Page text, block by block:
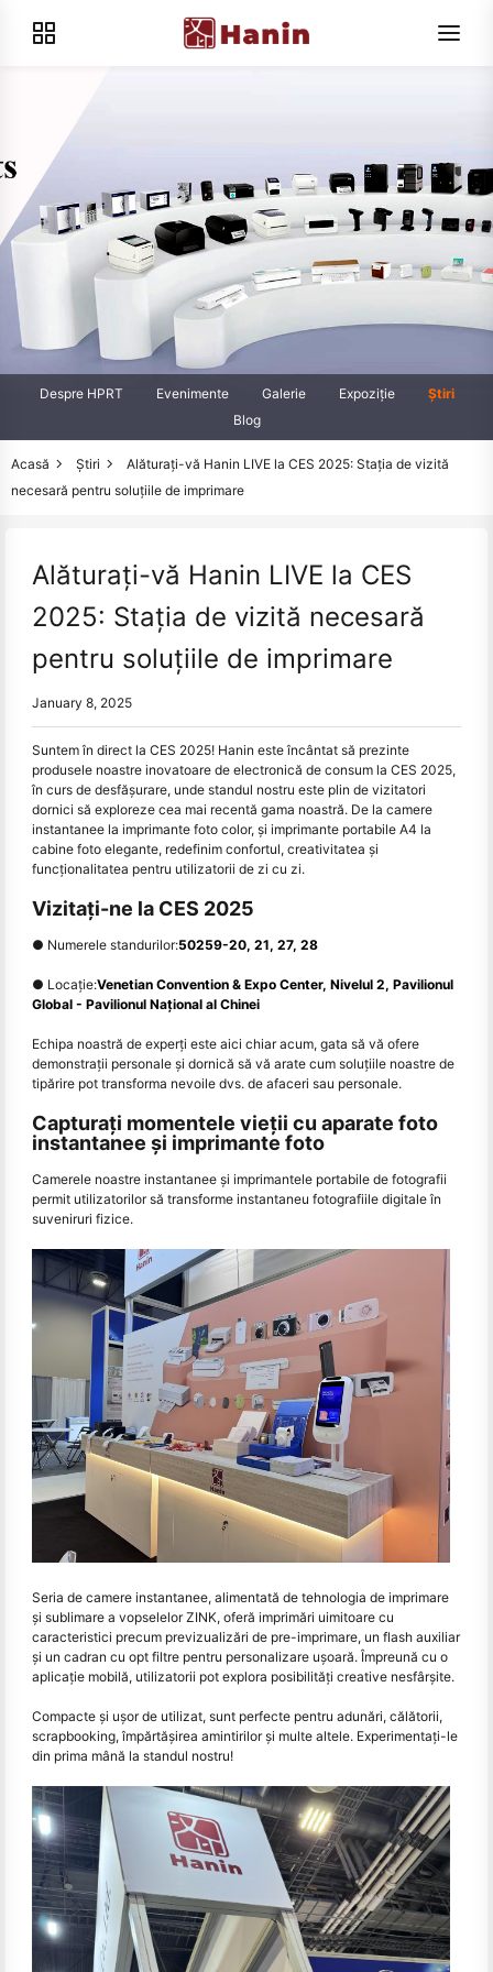
Despre HPRT Evenimente Galerie Expoziţie
Știri
Blog
Acasă Știri
Alăturați-vă Hanin LIVE la CES 2025: Stația de vizită
necesară pentru soluțiile de imprimare
Alăturați-vă Hanin LIVE la CES
2025: Stația de vizită necesară
pentru soluțiile de imprimare
January 8, 2025
Suntem în direct la CES 2025! Hanin este încântat să prezinte
produsele noastre inovatoare de electronică de consum la CES 2025,
în curs de desfășurare, unde standul nostru este plin de vizitatori
dornici să exploreze cea mai recentă gama noastră. De la camere
instantanee la imprimante foto color, și imprimante portabile A4 la
cabine foto elegante, redefinim confortul, creativitatea și
funcționalitatea pentru utilizatorii de zi cu zi.
Vizitaţi-ne la CES 2025
● Numerele standurilor:50259-20, 21, 27, 28
● Locație:Venetian Convention & Expo Center, Nivelul 2, Pavilionul
Global - Pavilionul Național al Chinei
Echipa noastră de experți este aici chiar acum, gata să vă ofere
demonstrații personale și dornică să vă arate cum soluțiile noastre de
tipărire pot transforma nevoile dvs. de afaceri sau personale.
Capturați momentele vieții cu aparate foto
instantanee și imprimante foto
Camerele noastre instantanee și imprimantele portabile de fotografii
permit utilizatorilor să transforme instantaneu fotografiile digitale în
suveniruri fizice.
Seria de camere instantanee, alimentată de tehnologia de imprimare
și sublimare a vopselelor ZINK, oferă imprimări uimitoare cu
caracteristici precum previzualizări de pre-imprimare, un flash auxiliar
și un cadran cu opt filtre pentru personalizare ușoară. Împreună cu o
aplicație mobilă, utilizatorii pot explora posibilități creative nesfârșite.
Compacte și ușor de utilizat, sunt perfecte pentru adunări, călătorii,
scrapbooking, împărtășirea amintirilor și multe altele. Experimentați-le
din prima mână la standul nostru!